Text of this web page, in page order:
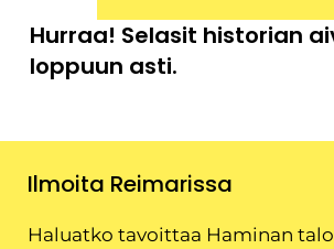
Hurraa! Selasit historian
loppuun asti.
Ilmoita Reimarissa
Haluatko tavoittaa Haminan